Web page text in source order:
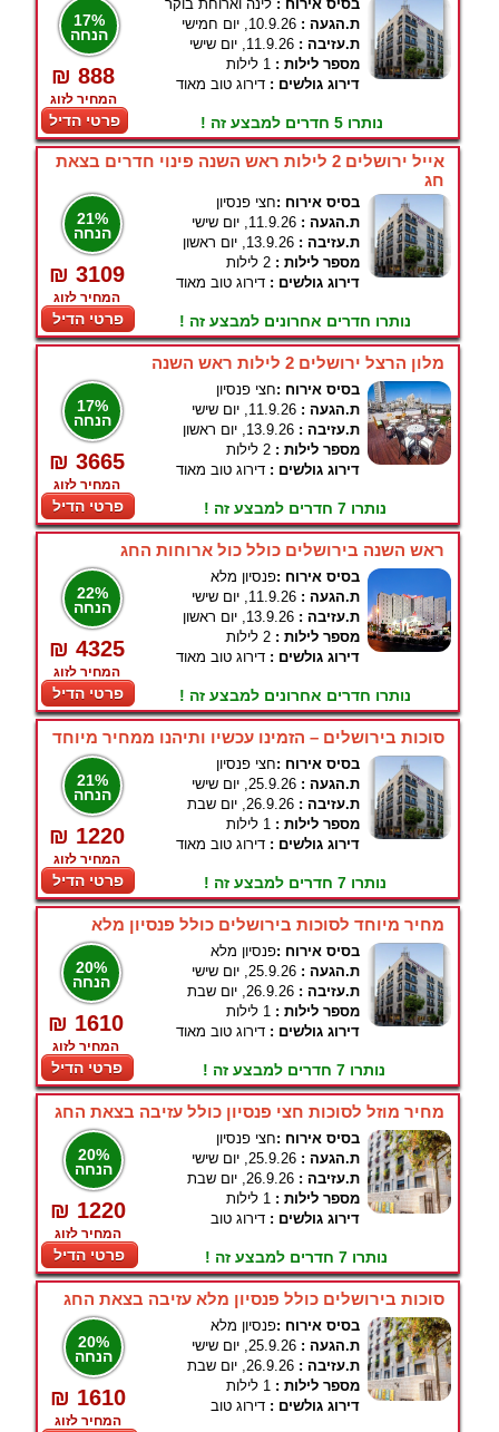
17%
הנחה
₪ 888
המחיר לזוג
פרטי הדיל
בסיס אירוח : לינה וארוחת בוקר
ת.הגעה : 10.9.26, יום חמישי
ת.עזיבה : 11.9.26, יום שישי
מספר לילות : 1 לילות
דירוג גולשים : דירוג טוב מאוד
נותרו 5 חדרים למבצע זה !
אייל ירושלים 2 לילות ראש השנה פינוי חדרים בצאת
חג
21%
הנחה
₪ 3109
המחיר לזוג
פרטי הדיל
בסיס אירוח :חצי פנסיון
ת.הגעה : 11.9.26, יום שישי
ת.עזיבה : 13.9.26, יום ראשון
מספר לילות : 2 לילות
דירוג גולשים : דירוג טוב מאוד
נותרו חדרים אחרונים למבצע זה !
מלון הרצל ירושלים 2 לילות ראש השנה
17%
הנחה
₪ 3665
המחיר לזוג
פרטי הדיל
בסיס אירוח :חצי פנסיון
ת.הגעה : 11.9.26, יום שישי
ת.עזיבה : 13.9.26, יום ראשון
מספר לילות : 2 לילות
דירוג גולשים : דירוג טוב מאוד
נותרו 7 חדרים למבצע זה !
ראש השנה בירושלים כולל כול ארוחות החג
22%
הנחה
₪ 4325
המחיר לזוג
פרטי הדיל
בסיס אירוח :פנסיון מלא
ת.הגעה : 11.9.26, יום שישי
ת.עזיבה : 13.9.26, יום ראשון
מספר לילות : 2 לילות
דירוג גולשים : דירוג טוב מאוד
נותרו חדרים אחרונים למבצע זה !
סוכות בירושלים – הזמינו עכשיו ותיהנו ממחיר מיוחד
21%
הנחה
₪ 1220
המחיר לזוג
פרטי הדיל
בסיס אירוח :חצי פנסיון
ת.הגעה : 25.9.26, יום שישי
ת.עזיבה : 26.9.26, יום שבת
מספר לילות : 1 לילות
דירוג גולשים : דירוג טוב מאוד
נותרו 7 חדרים למבצע זה !
מחיר מיוחד לסוכות בירושלים כולל פנסיון מלא
20%
הנחה
₪ 1610
המחיר לזוג
פרטי הדיל
בסיס אירוח :פנסיון מלא
ת.הגעה : 25.9.26, יום שישי
ת.עזיבה : 26.9.26, יום שבת
מספר לילות : 1 לילות
דירוג גולשים : דירוג טוב מאוד
נותרו 7 חדרים למבצע זה !
מחיר מוזל לסוכות חצי פנסיון כולל עזיבה בצאת החג
20%
הנחה
₪ 1220
המחיר לזוג
פרטי הדיל
בסיס אירוח :חצי פנסיון
ת.הגעה : 25.9.26, יום שישי
ת.עזיבה : 26.9.26, יום שבת
מספר לילות : 1 לילות
דירוג גולשים : דירוג טוב
נותרו 7 חדרים למבצע זה !
סוכות בירושלים כולל פנסיון מלא עזיבה בצאת החג
20%
הנחה
₪ 1610
המחיר לזוג
בסיס אירוח :פנסיון מלא
ת.הגעה : 25.9.26, יום שישי
ת.עזיבה : 26.9.26, יום שבת
מספר לילות : 1 לילות
דירוג גולשים : דירוג טוב